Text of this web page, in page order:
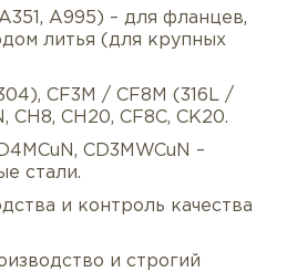
A995) – для фланцев,
литья (для крупных
CF3M / CF8M (316L /
CH8, CH20, CF8C, CK20.
CD3MWCuN –
стали.
и контроль качества
и строгий